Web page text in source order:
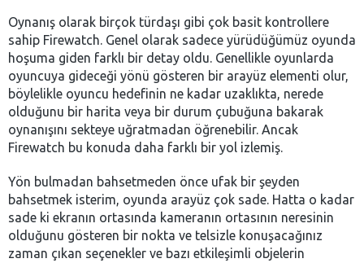
Oynanış olarak birçok türdaşı gibi çok basit kontrollere
sahip Firewatch. Genel olarak sadece yürüdüğümüz oyunda
hoşuma giden farklı bir detay oldu. Genellikle oyunlarda
oyuncuya gideceği yönü gösteren bir arayüz elementi olur,
böylelikle oyuncu hedefinin ne kadar uzaklıkta, nerede
olduğunu bir harita veya bir durum çubuğuna bakarak
oynanışını sekteye uğratmadan öğrenebilir. Ancak
Firewatch bu konuda daha farklı bir yol izlemiş.
Yön bulmadan bahsetmeden önce ufak bir şeyden
bahsetmek isterim, oyunda arayüz çok sade. Hatta o kadar
sade ki ekranın ortasında kameranın ortasının neresinin
olduğunu gösteren bir nokta ve telsizle konuşacağınız
zaman çıkan seçenekler ve bazı etkileşimli objelerin